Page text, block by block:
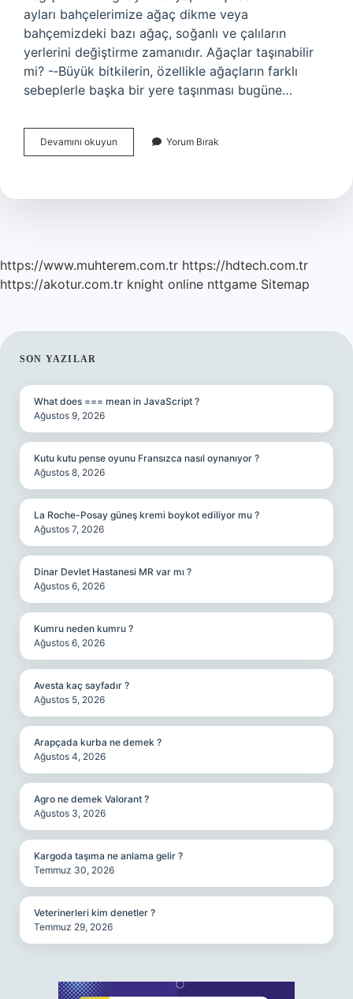
ayları bahçelerimize ağaç dikme veya
bahçemizdeki bazı ağaç, soğanlı ve çalıların
yerlerini değiştirme zamanıdır. Ağaçlar taşınabilir
mi? -‐Büyük bitkilerin, özellikle ağaçların farklı
sebeplerle başka bir yere taşınması bugüne…
Devamını okuyun
Değiştiren
Mı
Yorum Bırak
https://www.muhterem.com.tr https://hdtech.com.tr
https://akotur.com.tr knight online nttgame Sitemap
SIDEBAR
SON YAZILAR
What does === mean in JavaScript ?
Ağustos 9, 2026
Kutu kutu pense oyunu Fransızca nasıl oynanıyor ?
Ağustos 8, 2026
La Roche-Posay güneş kremi boykot ediliyor mu ?
Ağustos 7, 2026
Dinar Devlet Hastanesi MR var mı ?
Ağustos 6, 2026
Kumru neden kumru ?
Ağustos 6, 2026
Avesta kaç sayfadır ?
Ağustos 5, 2026
Arapçada kurba ne demek ?
Ağustos 4, 2026
Agro ne demek Valorant ?
Ağustos 3, 2026
Kargoda taşıma ne anlama gelir ?
Temmuz 30, 2026
Veterinerleri kim denetler ?
Temmuz 29, 2026